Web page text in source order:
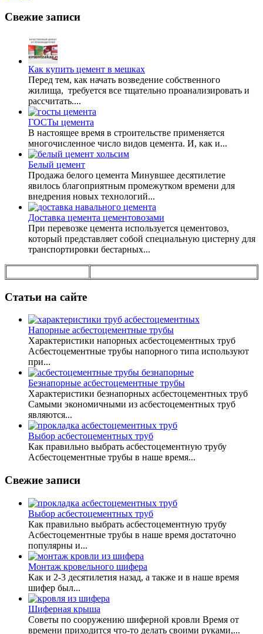
Свежие записи
Как купить цемент в мешках
Перед тем, как начать возведение собственного
жилища, требуется все тщательно проанализировать и
рассчитать....
ГОСТы цемента
В настоящее время в строительстве применяется
многочисленное число видов цемента. И, как и...
Белый цемент
Продажа белого цемента Минувшее десятилетие
явилось благоприятным промежутком времени для
внедрения новых технологий...
Доставка цемента цементовозами
При перевозке цемента используется цементовоз,
который представляет собой специальную цистерну для
транспортировки бестарных...
Статьи на сайте
Напорные асбестоцементные трубы
Характеристики напорных асбестоцементных труб
Асбестоцементные трубы напорного типа используют
при...
Безнапорные асбестоцементные трубы
Характеристики безнапорных асбестоцементных труб
Самыми экономичными из асбестоцементных труб
являются...
Выбор асбестоцементных труб
Как правильно выбрать асбестоцементную трубу
Асбестоцементные трубы в наше время...
Свежие записи
Выбор асбестоцементных труб
Как правильно выбрать асбестоцементную трубу
Асбестоцементные трубы в наше время достаточно
популярны и...
Монтаж кровельного шифера
Как и 2-3 десятилетия назад, а также и в наше время
шифер был...
Шиферная крыша
Советы по сооружению шиферной кровли Время от
времени приходится что-то делать своими руками,...